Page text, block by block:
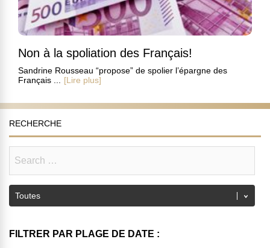
Non à la spoliation des Français!
Sandrine Rousseau “propose” de spolier l’épargne des
Français ...
[Lire plus]
RECHERCHE
FILTRER PAR PLAGE DE DATE :